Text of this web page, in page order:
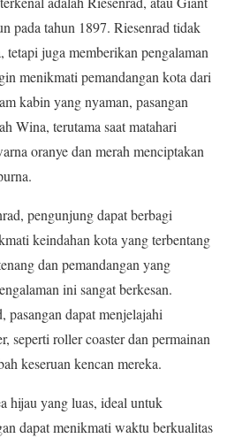
pada tahun 1897. Riesenrad tidak
juga memberikan pengalaman
menikmati pemandangan kota dari
kabin yang nyaman, pasangan
Wina, terutama saat matahari
oranye dan merah menciptakan
pengunjung dapat berbagi
keindahan kota yang terbentang
dan pemandangan yang
ini sangat berkesan.
pasangan dapat menjelajahi
seperti roller coaster dan permainan
keseruan kencan mereka.
hijau yang luas, ideal untuk
dapat menikmati waktu berkualitas